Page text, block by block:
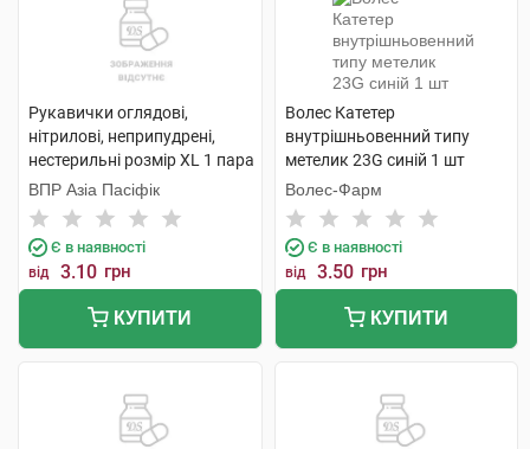
Рукавички оглядові,
нітрилові, неприпудрені,
нестерильні розмір XL 1 пара
ВПР Азіа Пасіфік
Є в наявності
від 3.10 грн
КУПИТИ
Волес Катетер
внутрішньовенний типу
метелик 23G синій 1 шт
Волес-Фарм
Є в наявності
від 3.50 грн
КУПИТИ